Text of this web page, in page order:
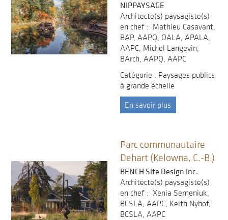
NIPPAYSAGE
Architecte(s) paysagiste(s)
en chef : Mathieu Casavant,
BAP, AAPQ, OALA, APALA,
AAPC, Michel Langevin,
BArch, AAPQ, AAPC
Catégorie : Paysages publics
à grande échelle
En savoir plus
Parc communautaire
Dehart (Kelowna, C.-B.)
BENCH Site Design Inc.
Architecte(s) paysagiste(s)
en chef : Xenia Semeniuk,
BCSLA, AAPC, Keith Nyhof,
BCSLA, AAPC